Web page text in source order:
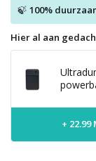
🍃 100%
Hier al aan
+